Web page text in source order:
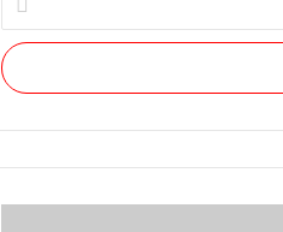
alamat
email
Anda.